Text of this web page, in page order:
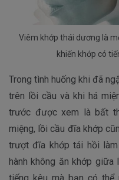
Viêm khớp thái dương là
khiến khớp có
Trong tình huống khi đã
trên lồi cầu và khi há
trước được xem là bất
miệng, lồi cầu đĩa khớp
trượt đĩa khớp tái hồi
hành không ăn khớp
tiếng kêu mà bạn có thể